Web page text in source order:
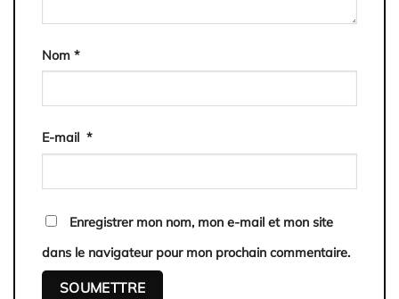
Nom *
E-mail *
Enregistrer mon nom, mon e-mail et mon site
dans le navigateur pour mon prochain commentaire.